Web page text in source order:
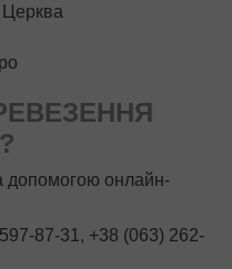
допомогою онлайн-
87-31, +38 (063) 262-